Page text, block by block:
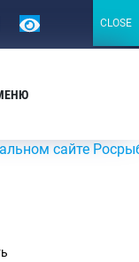
Версия
CLOSE
CLOSE